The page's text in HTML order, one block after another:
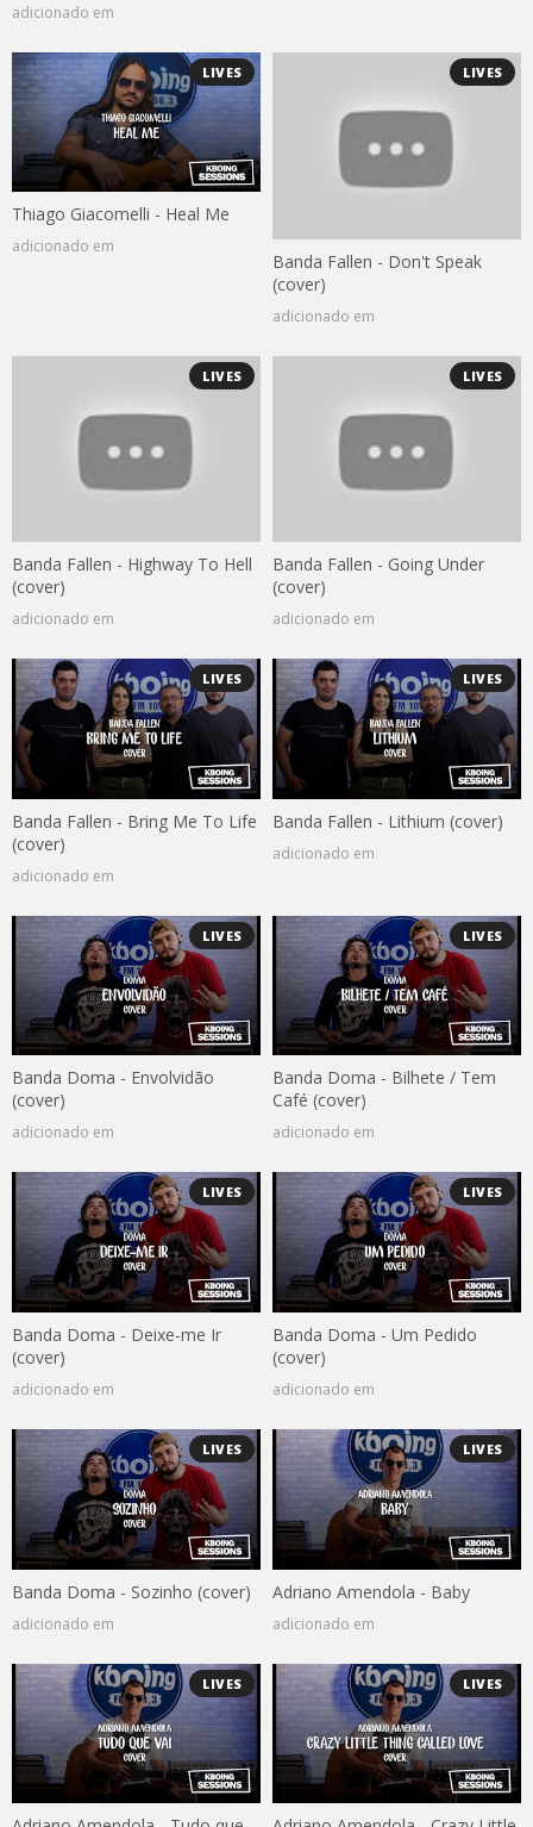
adicionado em
LIVES
Thiago Giacomelli - Heal Me
adicionado em
LIVES
Banda Fallen - Don't Speak
(cover)
adicionado em
LIVES
Banda Fallen - Highway To Hell
(cover)
adicionado em
LIVES
Banda Fallen - Going Under
(cover)
adicionado em
LIVES
Banda Fallen - Bring Me To Life
(cover)
adicionado em
LIVES
Banda Fallen - Lithium (cover)
adicionado em
LIVES
Banda Doma - Envolvidão
(cover)
adicionado em
LIVES
Banda Doma - Bilhete / Tem
Café (cover)
adicionado em
LIVES
Banda Doma - Deixe-me Ir
(cover)
adicionado em
LIVES
Banda Doma - Um Pedido
(cover)
adicionado em
LIVES
Banda Doma - Sozinho (cover)
adicionado em
LIVES
Adriano Amendola - Baby
adicionado em
LIVES LIVES